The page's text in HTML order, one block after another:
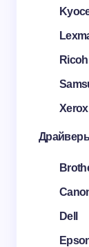
Ricoh
Xerox
Dell